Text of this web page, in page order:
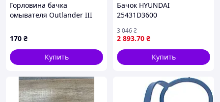
Горловина бачка
омывателя Outlander III
170 ₴
Купить
Бачок HYUNDAI
25431D3600
2 893.70 ₴
3 046₴
Купить